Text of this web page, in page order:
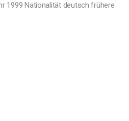
1999 Nationalität deutsch frühere